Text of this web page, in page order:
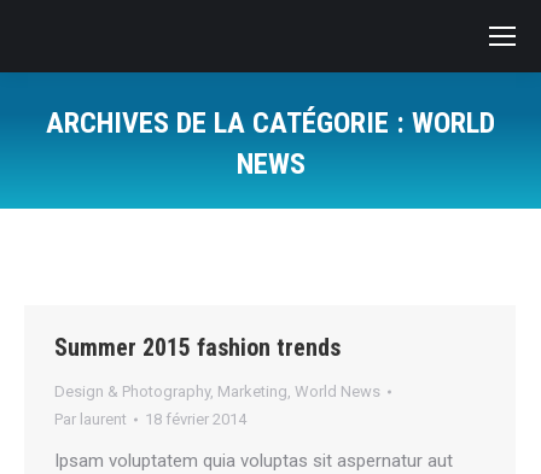
ARCHIVES DE LA CATÉGORIE : WORLD
NEWS
Summer 2015 fashion trends
Design & Photography, Marketing, World News
Par laurent 18 février 2014
Ipsam voluptatem quia voluptas sit aspernatur aut